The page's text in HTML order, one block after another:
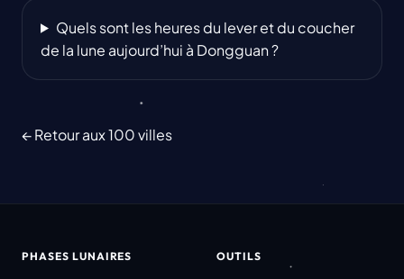
Quels sont les heures du lever et du coucher
de la lune aujourd’hui à Dongguan ?
← Retour aux 100 villes
PHASES LUNAIRES OUTILS